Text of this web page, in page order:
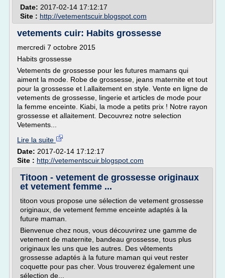
Date: 2017-02-14 17:12:17
Site : http://vetementscuir.blogspot.com
vetements cuir: Habits grossesse
mercredi 7 octobre 2015
Habits grossesse
Vetements de grossesse pour les futures mamans qui
aiment la mode. Robe de grossesse, jeans maternite et tout
pour la grossesse et l.allaitement en style. Vente en ligne de
vetements de grossesse, lingerie et articles de mode pour
la femme enceinte. Kiabi, la mode a petits prix ! Notre rayon
grossesse et allaitement. Decouvrez notre selection
Vetements...
Lire la suite
Date: 2017-02-14 17:12:17
Site : http://vetementscuir.blogspot.com
Titoon - vetement de grossesse originaux
et vetement femme ...
titoon vous propose une sélection de vetement grossesse
originaux, de vetement femme enceinte adaptés à la
future maman.
Bienvenue chez nous, vous découvrirez une gamme de
vetement de maternite, bandeau grossesse, tous plus
originaux les uns que les autres. Des vêtements
grossesse adaptés à la future maman qui veut rester
coquette pour pas cher. Vous trouverez également une
sélection de...